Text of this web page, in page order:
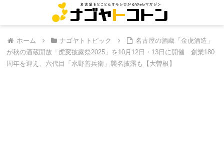
ホーム ナゴヤトトピック
名古屋の酒蔵「金虎酒造」
が秋の酒蔵開放「虎変披露祭2025」を10月12日・13日に開催 創業180
周年を迎え、六代目「水野善兵衛」襲名披露も【大曽根】